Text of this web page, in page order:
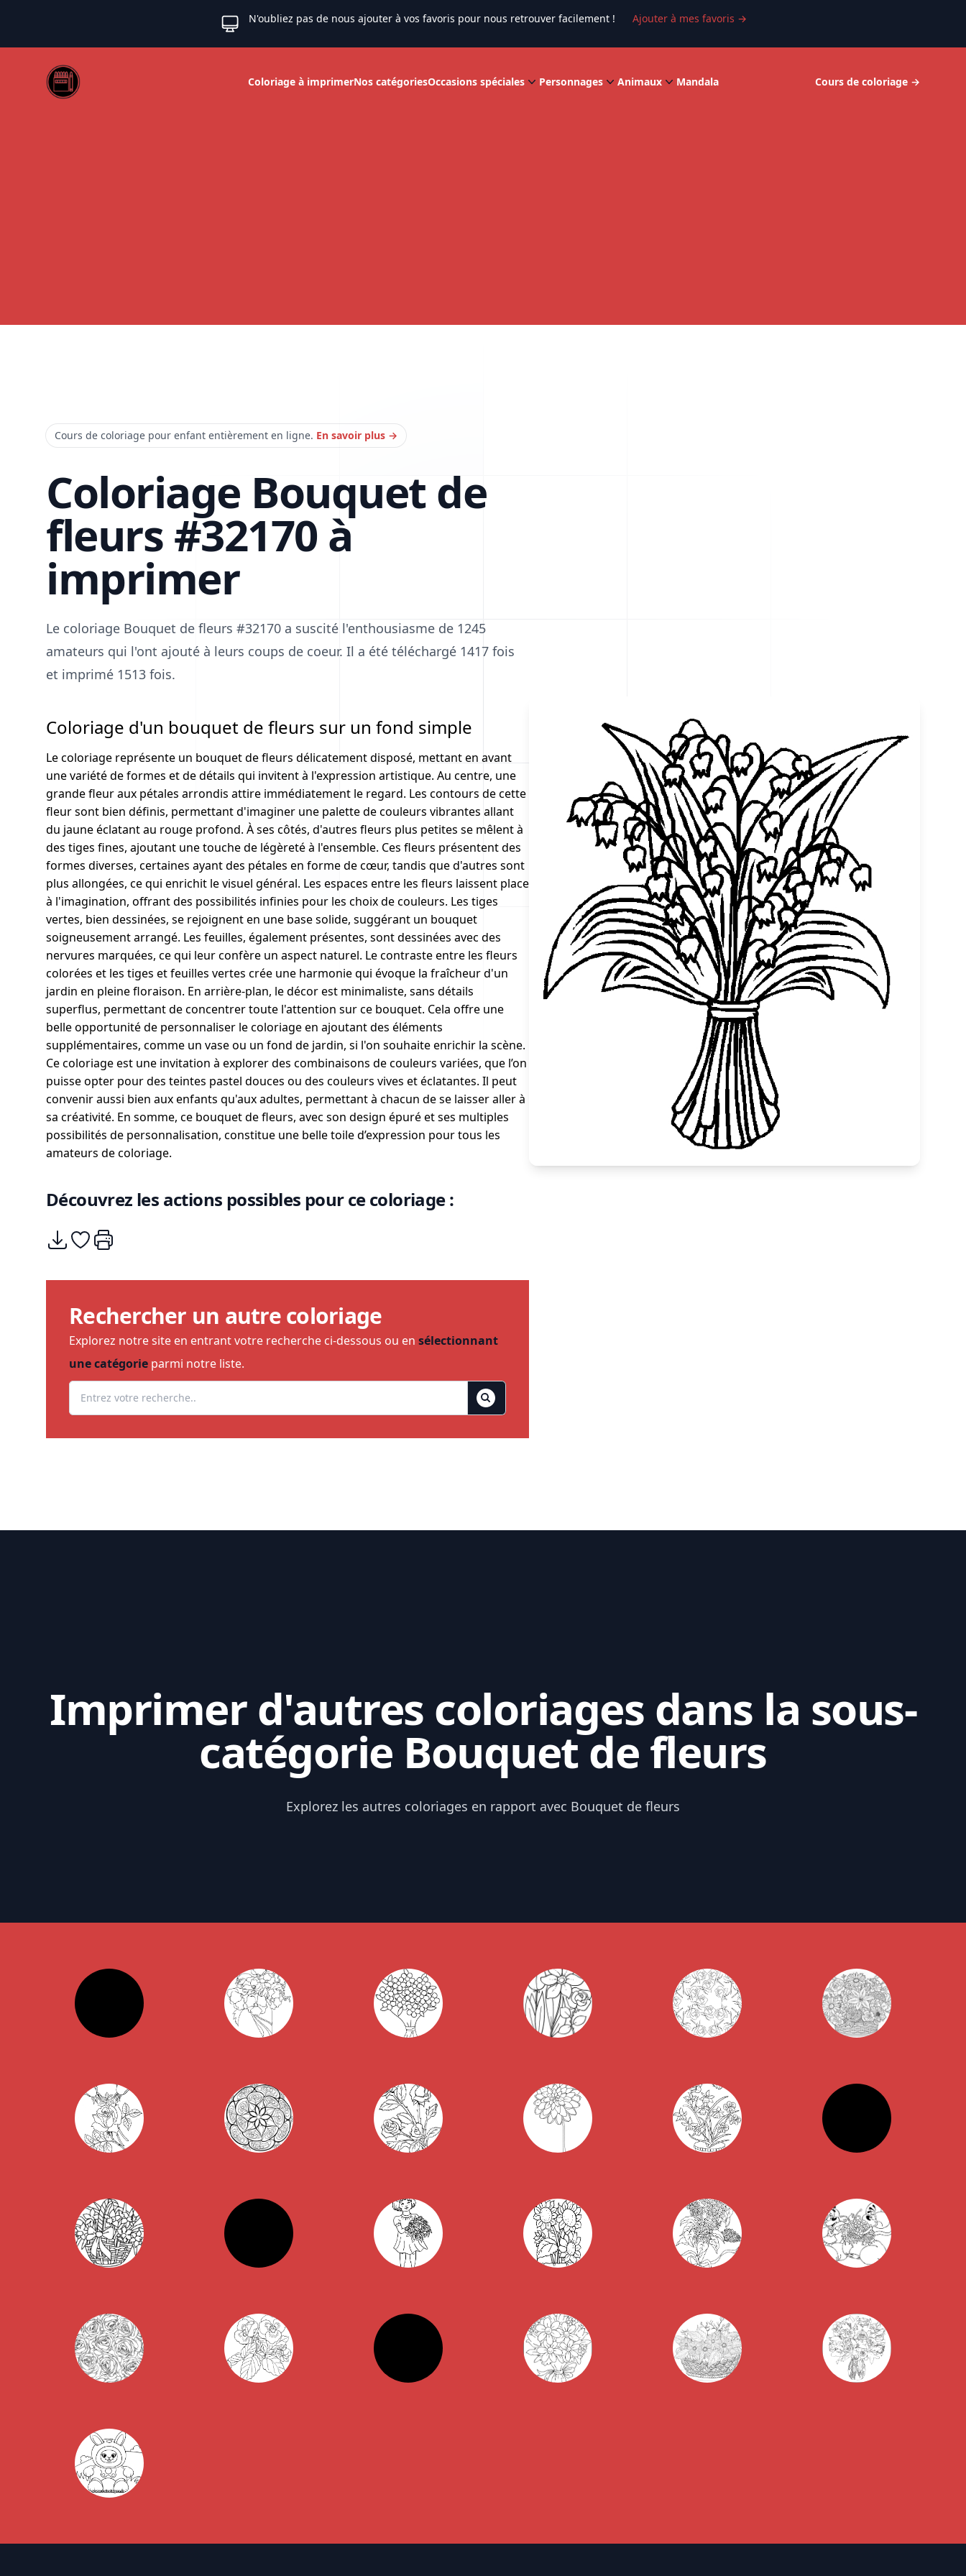
N'oubliez pas de nous ajouter à vos favoris pour nous retrouver facilement ! Ajouter à mes favoris →
Web coloriage
Coloriage à imprimerNos catégoriesOccasions spéciales Personnages Animaux Mandala Cours de coloriage →
Cours de coloriage pour enfant entièrement en ligne. En savoir plus →
Coloriage Bouquet de
fleurs #32170 à
imprimer
Le coloriage Bouquet de fleurs #32170 a suscité l'enthousiasme de 1245
amateurs qui l'ont ajouté à leurs coups de coeur. Il a été téléchargé 1417 fois
et imprimé 1513 fois.
Coloriage d'un bouquet de fleurs sur un fond simple
Le coloriage représente un bouquet de fleurs délicatement disposé, mettant en avant
une variété de formes et de détails qui invitent à l'expression artistique. Au centre, une
grande fleur aux pétales arrondis attire immédiatement le regard. Les contours de cette
fleur sont bien définis, permettant d'imaginer une palette de couleurs vibrantes allant
du jaune éclatant au rouge profond. À ses côtés, d'autres fleurs plus petites se mêlent à
des tiges fines, ajoutant une touche de légèreté à l'ensemble. Ces fleurs présentent des
formes diverses, certaines ayant des pétales en forme de cœur, tandis que d'autres sont
plus allongées, ce qui enrichit le visuel général. Les espaces entre les fleurs laissent place
à l'imagination, offrant des possibilités infinies pour les choix de couleurs. Les tiges
vertes, bien dessinées, se rejoignent en une base solide, suggérant un bouquet
soigneusement arrangé. Les feuilles, également présentes, sont dessinées avec des
nervures marquées, ce qui leur confère un aspect naturel. Le contraste entre les fleurs
colorées et les tiges et feuilles vertes crée une harmonie qui évoque la fraîcheur d'un
jardin en pleine floraison. En arrière-plan, le décor est minimaliste, sans détails
superflus, permettant de concentrer toute l'attention sur ce bouquet. Cela offre une
belle opportunité de personnaliser le coloriage en ajoutant des éléments
supplémentaires, comme un vase ou un fond de jardin, si l'on souhaite enrichir la scène.
Ce coloriage est une invitation à explorer des combinaisons de couleurs variées, que l’on
puisse opter pour des teintes pastel douces ou des couleurs vives et éclatantes. Il peut
convenir aussi bien aux enfants qu'aux adultes, permettant à chacun de se laisser aller à
sa créativité. En somme, ce bouquet de fleurs, avec son design épuré et ses multiples
possibilités de personnalisation, constitue une belle toile d’expression pour tous les
amateurs de coloriage.
Découvrez les actions possibles pour ce coloriage :
Télécharger
Ajouter à mes coups de coeurs
Imprimer
Rechercher un autre coloriage
Explorez notre site en entrant votre recherche ci-dessous ou en sélectionnant
une catégorie parmi notre liste.
Imprimer d'autres coloriages dans la sous-
catégorie Bouquet de fleurs
Explorez les autres coloriages en rapport avec Bouquet de fleurs